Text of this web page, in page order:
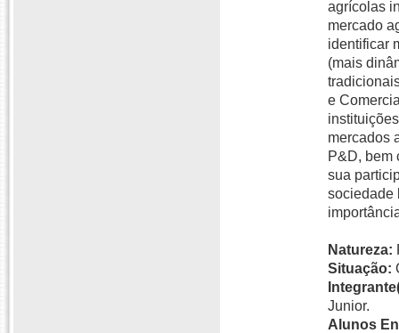
agrícolas
mercado
identificar
(mais
e
mercados
P&D, bem
sua
sociedade
Natureza:
Situação:
Junior.
Alunos